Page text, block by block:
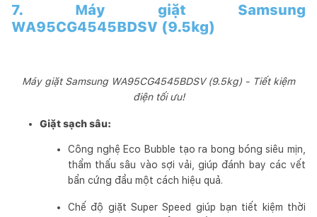
7. Máy giặt Samsung
WA95CG4545BDSV (9.5kg)
Máy giặt Samsung WA95CG4545BDSV (9.5kg) - Tiết kiệm
điện tối ưu!
Giặt sạch sâu:
Công nghệ Eco Bubble tạo ra bong bóng siêu mịn,
thẩm thấu sâu vào sợi vải, giúp đánh bay các vết
bẩn cứng đầu một cách hiệu quả.
Chế độ giặt Super Speed giúp bạn tiết kiệm thời